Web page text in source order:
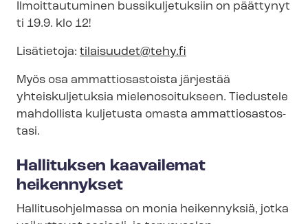
Ilmoittautuminen bussikuljetuksiin on päättynyt
ti 19.9. klo 12!
Lisätietoja: tilaisuudet@tehy.fi
Myös osa ammattiosastoista järjestää
yhteiskuljetuksia mielenosoitukseen. Tiedustele
mahdollista kuljetusta omasta am­mat­tio­sas­tos­
ta­si.
Hallituksen kaavailemat
heikennykset
Hal­li­tus­oh­jel­mas­sa on monia heikennyksiä, jotka